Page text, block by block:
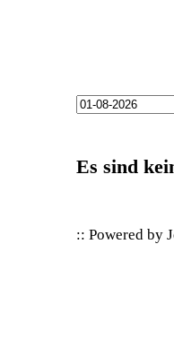
Es sind
:: Powered by